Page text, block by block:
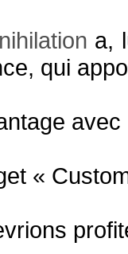
a,
qui
«